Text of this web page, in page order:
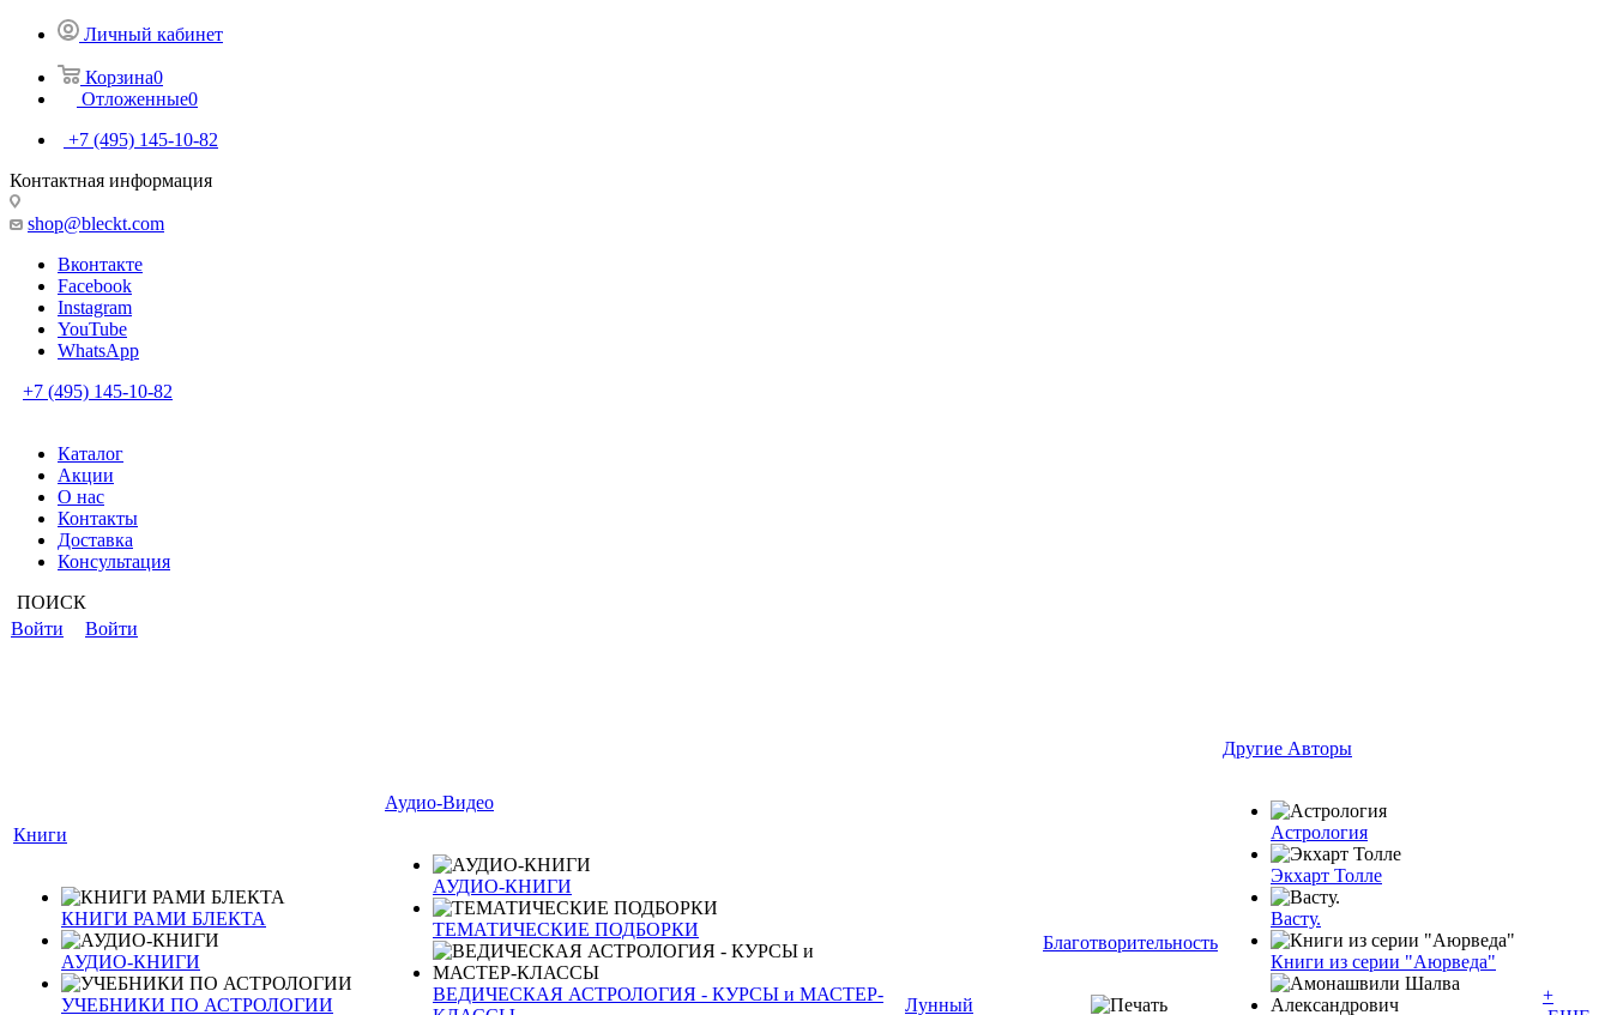
Личный кабинет
Корзина0
Отложенные0
+7 (495) 145-10-82
Контактная информация
shop@bleckt.com
Вконтакте
Facebook
Instagram
YouTube
WhatsApp
+7 (495) 145-10-82
Каталог
Акции
О нас
Контакты
Доставка
Консультация
ПОИСК
Войти
Войти
Книги
КНИГИ РАМИ БЛЕКТА
АУДИО-КНИГИ
УЧЕБНИКИ ПО АСТРОЛОГИИ
Аудио-Видео
АУДИО-КНИГИ
ТЕМАТИЧЕСКИЕ ПОДБОРКИ
ВЕДИЧЕСКАЯ АСТРОЛОГИЯ - КУРСЫ и МАСТЕР-
Лунный
Благотворительность
Другие Aвторы
Астрология
Экхарт Толле
Васту.
Книги из серии "Аюрведа"
+